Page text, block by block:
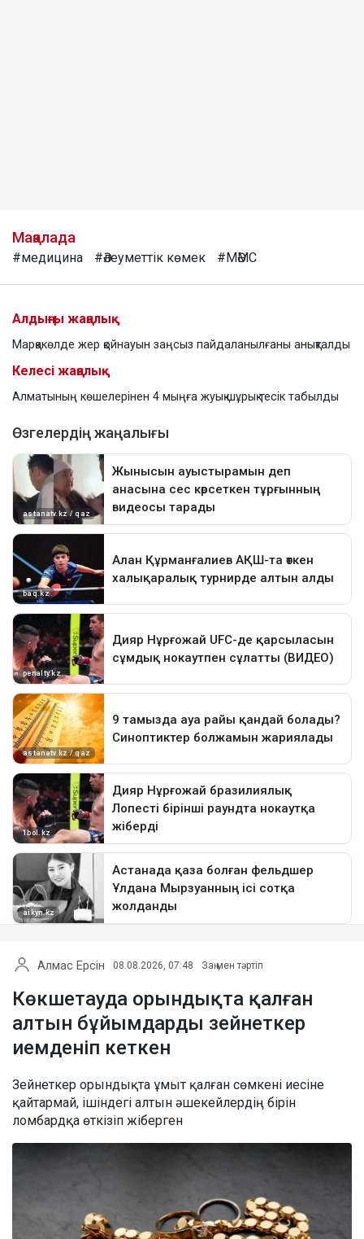
Мақалада
#медицина #Әлеуметтік көмек #МӘМС
Алдыңғы жаңалық
Марқакөлде жер қойнауын заңсыз пайдаланылғаны анықталды
Келесі жаңалық
Алматының көшелерінен 4 мыңға жуық шұрық тесік табылды
Алмас Ерсін 08.08.2026, 07:48 Заң мен тәртіп
Көкшетауда орындықта қалған
алтын бұйымдарды зейнеткер
иемденіп кеткен
Зейнеткер орындықта ұмыт қалған сөмкені иесіне
қайтармай, ішіндегі алтын әшекейлердің бірін
ломбардқа өткізіп жіберген